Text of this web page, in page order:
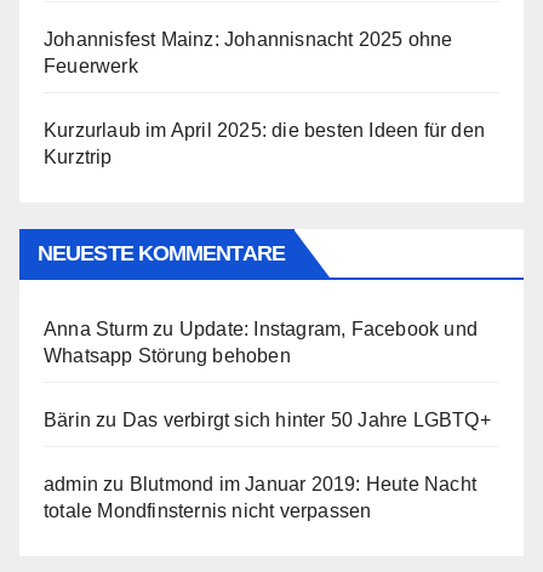
Johannisfest Mainz: Johannisnacht 2025 ohne
Feuerwerk
Kurzurlaub im April 2025: die besten Ideen für den
Kurztrip
NEUESTE KOMMENTARE
Anna Sturm zu Update: Instagram, Facebook und
Whatsapp Störung behoben
Bärin zu Das verbirgt sich hinter 50 Jahre LGBTQ+
admin zu Blutmond im Januar 2019: Heute Nacht
totale Mondfinsternis nicht verpassen